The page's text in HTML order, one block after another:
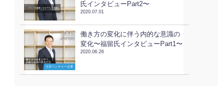
氏インタビューPart2〜
2020.07.01
注目ベンチャー企業
働き方の変化に伴う内的な意識の
変化〜福留氏インタビューPart1〜
2020.06.26